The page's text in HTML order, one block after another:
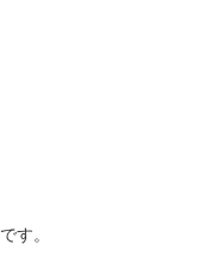
す。